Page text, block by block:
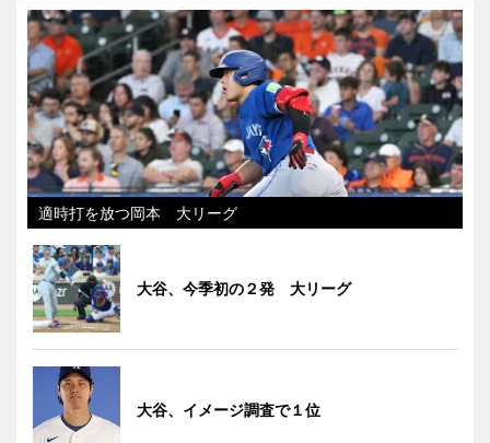
適時打を放つ岡本 大リーグ
大谷、今季初の２発 大リーグ
大谷、イメージ調査で１位